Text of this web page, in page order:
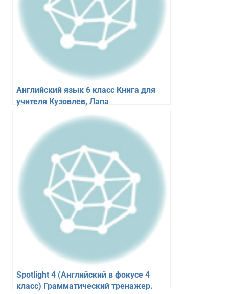
Английский язык 6 класс Книга для
учителя Кузовлев, Лапа
Spotlight 4 (Английский в фокусе 4
класс) Грамматический тренажер.